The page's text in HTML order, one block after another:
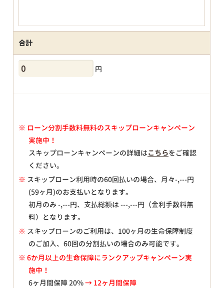
合計
円
※ ローン分割手数料無料のスキップローンキャンペーン
実施中！
スキップローンキャンペーンの詳細はこちらをご確認
ください。
※ スキップローン利用時の60回払いの場合、月々-,---円
(59ヶ月)のお支払いとなります。
初月のみ-,---円、支払総額は---,---円（金利手数料無
料）となります。
※ スキップローンのご利用は、100ヶ月の生命保障制度
のご加入、60回の分割払いの場合のみ可能です。
※ 6か月以上の生命保障にランクアップキャンペーン実
施中！
6ヶ月間保障 20%→ 12ヶ月間保障